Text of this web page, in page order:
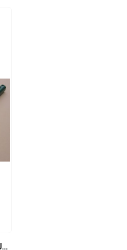
IMPIANTO TENNIS ALLUMINIO SEZIONE OVALE